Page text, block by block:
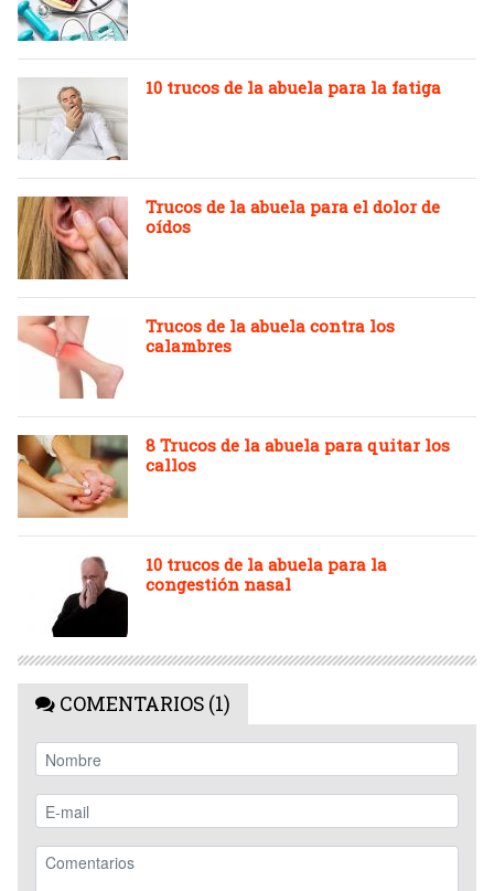
10 trucos de la abuela para la fatiga
Trucos de la abuela para el dolor de
oídos
Trucos de la abuela contra los
calambres
8 Trucos de la abuela para quitar los
callos
10 trucos de la abuela para la
congestión nasal
COMENTARIOS (1)